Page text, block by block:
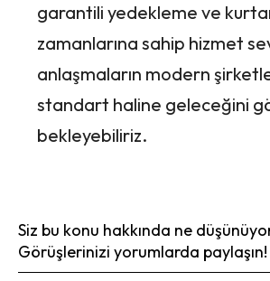
garantili yedekleme ve
zamanlarına sahip hizmet
anlaşmaların modern
standart haline geleceğini
bekleyebiliriz.
Siz bu konu hakkında ne
Görüşlerinizi yorumlarda paylaşın!